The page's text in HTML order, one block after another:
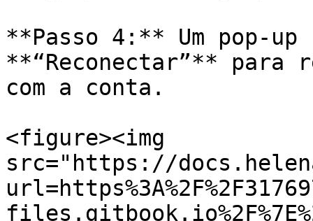
**Passo 4:** Um pop-
**“Reconectar”** para
com a conta.
<figure><img
src="https://